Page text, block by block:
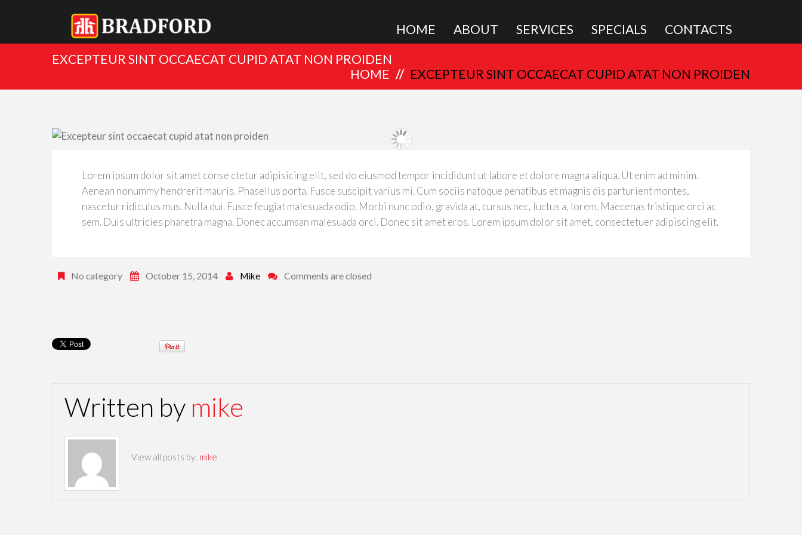
HOME ABOUT SERVICES SPECIALS
CONTACTS
EXCEPTEUR SINT OCCAECAT CUPID ATAT NON PROIDEN
HOME
EXCEPTEUR SINT OCCAECAT CUPID ATAT NON PROIDEN
Lorem ipsum dolor sit amet conse ctetur adipisicing elit, sed do eiusmod tempor incididunt ut labore et dolore magna aliqua. Ut enim ad minim.
Aenean nonummy hendrerit mauris. Phasellus porta. Fusce suscipit varius mi. Cum sociis natoque penatibus et magnis dis parturient montes,
nascetur ridiculus mus. Nulla dui. Fusce feugiat malesuada odio. Morbi nunc odio, gravida at, cursus nec, luctus a, lorem. Maecenas tristique orci ac
sem. Duis ultricies pharetra magna. Donec accumsan malesuada orci. Donec sit amet eros. Lorem ipsum dolor sit amet, consectetuer adipiscing elit.
No category October 15, 2014 Mike Comments are closed
Written by mike
View all posts by: mike